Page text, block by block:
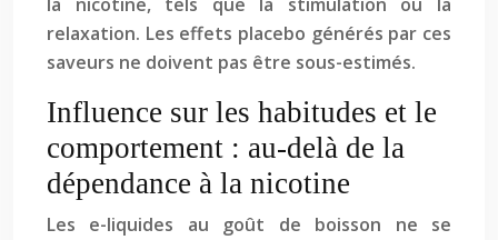
relaxation. Les effets placebo générés par ces
saveurs ne doivent pas être sous-estimés.
Influence sur les habitudes et le
comportement : au-delà de la
dépendance à la nicotine
Les e-liquides au goût de boisson ne se